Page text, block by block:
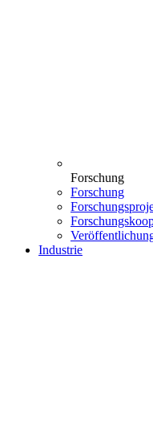
Forschung
Forschung
Industrie